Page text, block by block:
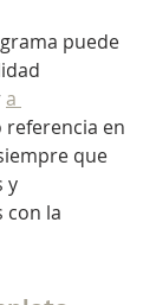
puede
a
referencia en
que
y
con la